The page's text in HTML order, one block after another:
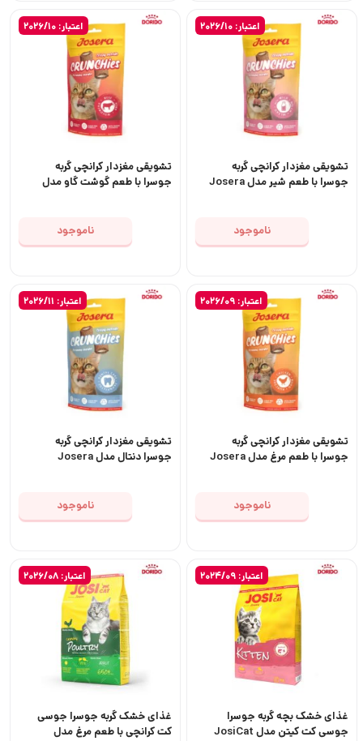
اعتبار: 2026/10
تشویقی مغزدار کرانچی گربه
جوسرا با طعم شیر مدل Josera
ناموجود
اعتبار: 2026/10
تشویقی مغزدار کرانچی گربه
جوسرا با طعم گوشت گاو مدل
ناموجود
اعتبار: 2026/09
تشویقی مغزدار کرانچی گربه
جوسرا با طعم مرغ مدل Josera
ناموجود
اعتبار: 2026/11
تشویقی مغزدار کرانچی گربه
جوسرا دنتال مدل Josera
ناموجود
اعتبار: 2024/09
غذای خشک بچه گربه جوسرا
جوسی کت کیتن مدل JosiCat
اعتبار: 2026/08
غذای خشک گربه جوسرا جوسی
کت کرانچی با طعم مرغ مدل